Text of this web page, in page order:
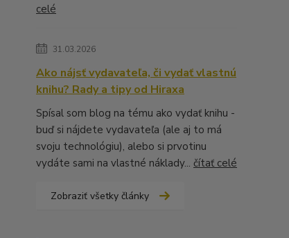
celé
31.03.2026
Ako nájsť vydavateľa, či vydať vlastnú
knihu? Rady a tipy od Hiraxa
Spísal som blog na tému ako vydať knihu -
buď si nájdete vydavateľa (ale aj to má
svoju technológiu), alebo si prvotinu
vydáte sami na vlastné náklady... čítať celé
Zobraziť všetky články